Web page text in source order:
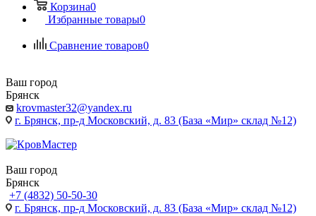
Корзина0
Избранные товары0
Сравнение товаров0
Ваш город
Брянск
krovmaster32@yandex.ru
г. Брянск, пр-д Московский, д. 83 (База «Мир» склад №12)
Ваш город
Брянск
+7 (4832) 50-50-30
г. Брянск, пр-д Московский, д. 83 (База «Мир» склад №12)